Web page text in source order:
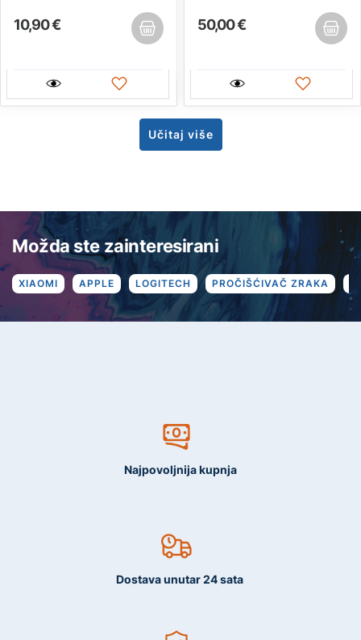
10,90 € 50,00 €
Učitaj više
Možda ste zainteresirani
XIAOMI APPLE LOGITECH PROČIŠĆIVAČ ZRAKA
Najpovoljnija kupnja
Dostava unutar 24 sata